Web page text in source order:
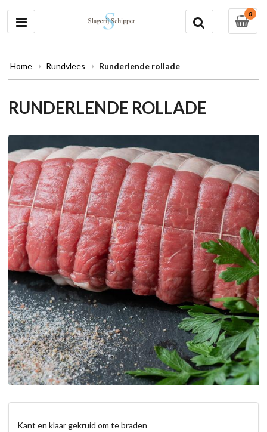
0
Home Rundvlees Runderlende rollade
RUNDERLENDE ROLLADE
Kant en klaar gekruid om te braden